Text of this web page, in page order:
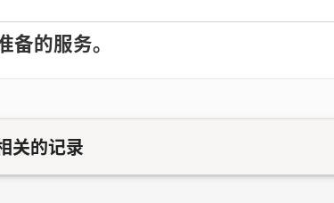
的服务。
关的记录